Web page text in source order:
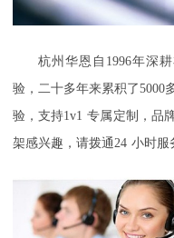
杭州华恩自 1996年深
验，二十多年来累积了5000
验，支持1v1 专属定制，品
架感兴趣，请拨通 24 小时服